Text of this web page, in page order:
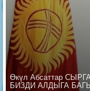
Өкүл Абсаттар
БИЗДИ АЛДЫГА